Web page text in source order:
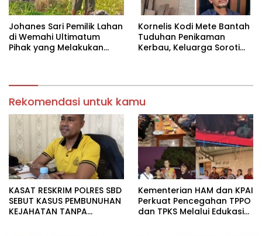
‎Johanes Sari Pemilik Lahan
di Wemahi Ultimatum
Pihak yang Melakukan
Kornelis Kodi Mete Bantah
Tuduhan Penikaman
Kerbau, Keluarga Soroti
Rekomendasi untuk kamu
KASAT RESKRIM POLRES SBD
SEBUT KASUS PEMBUNUHAN
KEJAHATAN TANPA
Kementerian HAM dan KPAI
Perkuat Pencegahan TPPO
dan TPKS Melalui Edukasi